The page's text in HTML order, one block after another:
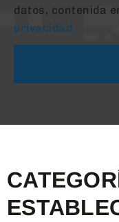
datos, contenida
privacidad